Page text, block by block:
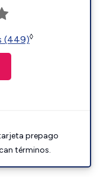
(449)◊
prepago
términos.